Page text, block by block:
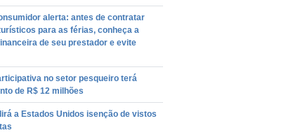
alerta: antes de contratar
para as férias, conheça a
de seu prestador e evite
no setor pesqueiro terá
de R$ 12 milhões
a Estados Unidos isenção de vistos